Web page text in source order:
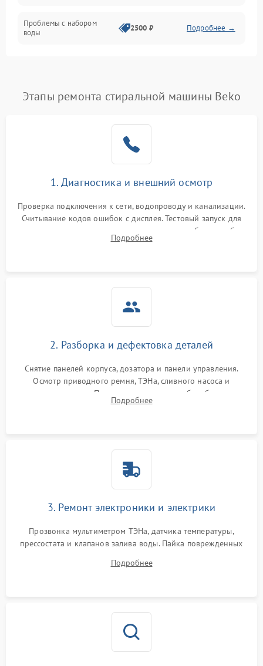
Проблемы с набором
воды
2500 ₽ Подробнее →
Замена платы управления Подробнее →
Этапы ремонта стиральной машины Beko
1. Диагностика и внешний осмотр
Проверка подключения к сети, водопроводу и канализации.
Считывание кодов ошибок с дисплея. Тестовый запуск для
выявления посторонних шумов, протечек или сбоев в работе
электронного модуля управления.
Подробнее
2. Разборка и дефектовка деталей
Снятие панелей корпуса, дозатора и панели управления.
Осмотр приводного ремня, ТЭНа, сливного насоса и
амортизаторов. Проверка подшипников барабана и
крестовины на износ, а манжеты люка на разрывы.
Подробнее
3. Ремонт электроники и электрики
Прозвонка мультиметром ТЭНа, датчика температуры,
прессостата и клапанов залива воды. Пайка поврежденных
Восстановление целостности проводки и контактов.
Подробнее